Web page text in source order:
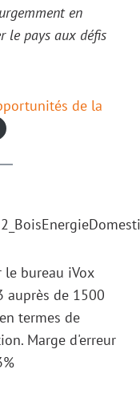
en
le pays aux défis
de la
bureau iVox
auprès de 1500
termes de
Marge d'erreur